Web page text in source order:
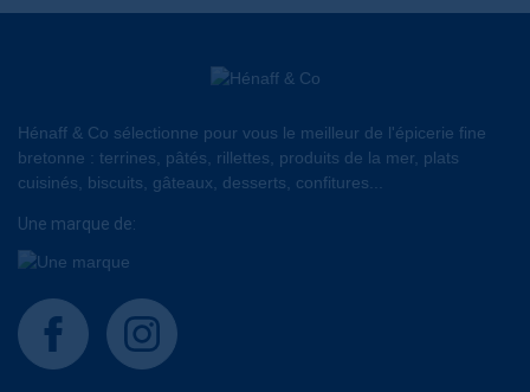
Hénaff & Co sélectionne pour vous le meilleur de l'épicerie fine
bretonne : terrines, pâtés, rillettes, produits de la mer, plats
cuisinés, biscuits, gâteaux, desserts, confitures...
Une marque de:
facebook instagram